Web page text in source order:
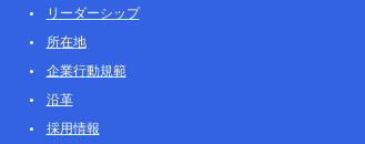
リーダーシップ
所在地
企業行動規範
沿革
採用情報